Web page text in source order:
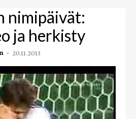
nimipäivät:
ja herkisty
- 20.11.2013